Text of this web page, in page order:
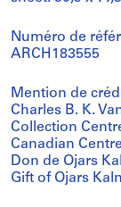
Numéro de
ARCH183555
Mention de
Charles B. K.
Collection
Canadian
Don de Ojars
Gift of Ojars